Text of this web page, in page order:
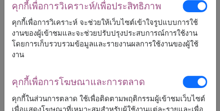
ตุ๊กตาหมี (สูง 40 ซม.)
ช็อกโกแลต เฟอร์เรโรรอชเชอร์ 6 ลูก
ตกแต่งด้วยดอกไม้ประดิษฐ์
ราคาตามพื้นที่จัดส่ง
เริ่มต้นที่ ฿1,990
คุกกี้เพื่อการวิเคราะห์/เพื่อประสิทธิภาพ
คุกกี้เพื่อการวิเคราะห์ จะช่วยให้เว็บไซต์เข้าใจรูปแบบการใช้
งานของผู้เข้าชมและจะช่วยปรับปรุงประสบการณ์การใช้งาน
โดยการเก็บรวบรวมข้อมูลและรายงานผลการใช้งานของผู้ใช้
งาน
คุกกี้เพื่อการโฆษณาและการตลาด
คุกกี้ในส่วนการตลาด ใช้เพื่อติดตามพฤติกรรมผู้เข้าชมเว็บไซต์
เพื่อแสดงโฆษณาที่เหมาะสมสำหรับผู้ใช้งานแต่ละรายและเพื่อ